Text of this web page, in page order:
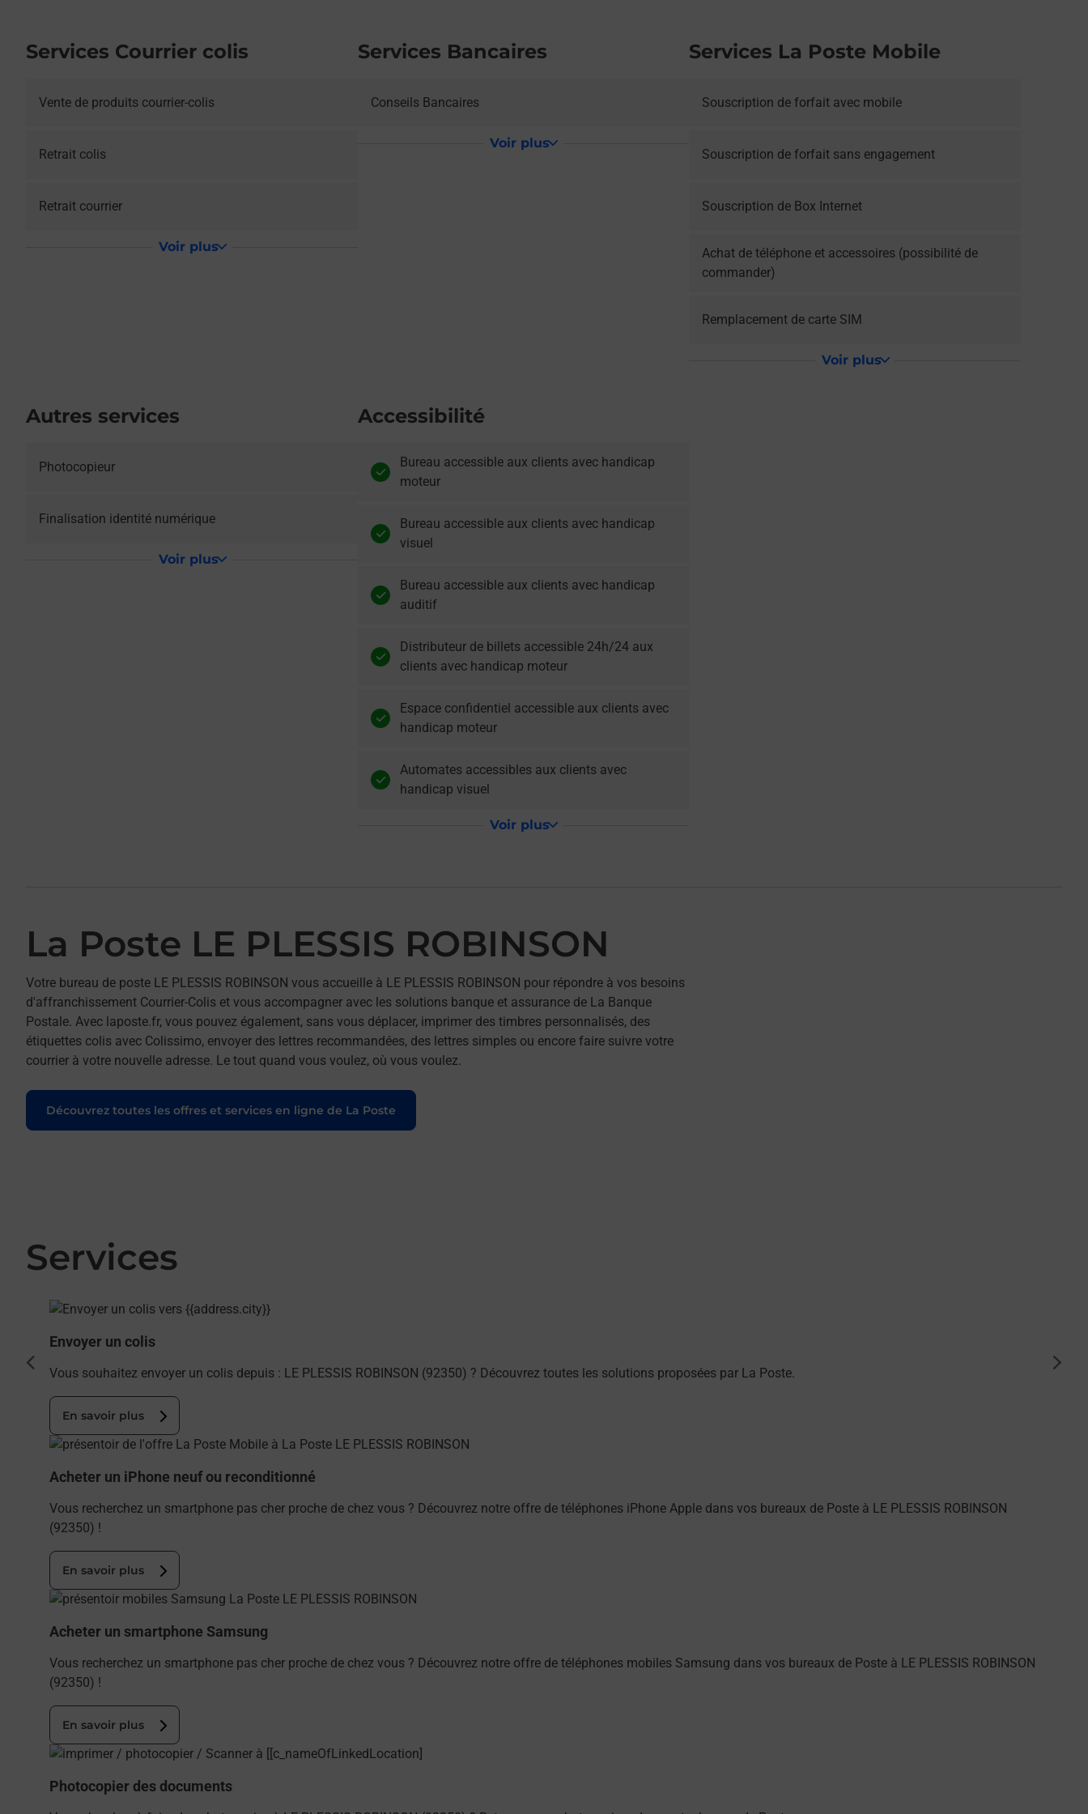
Services Courrier colis
Vente de produits courrier-colis
Retrait colis
Retrait courrier
Voir plus
Services Bancaires
Conseils Bancaires
Voir plus
Services La Poste Mobile
Souscription de forfait avec mobile
Souscription de forfait sans engagement
Souscription de Box Internet
Achat de téléphone et accessoires (possibilité de
commander)
Remplacement de carte SIM
Voir plus
Autres services
Photocopieur
Finalisation identité numérique
Voir plus
Accessibilité
Bureau accessible aux clients avec handicap
moteur
Bureau accessible aux clients avec handicap
visuel
Bureau accessible aux clients avec handicap
auditif
Distributeur de billets accessible 24h/24 aux
clients avec handicap moteur
Espace confidentiel accessible aux clients avec
handicap moteur
Automates accessibles aux clients avec
handicap visuel
Voir plus
La Poste LE PLESSIS ROBINSON
Votre bureau de poste LE PLESSIS ROBINSON vous accueille à LE PLESSIS ROBINSON pour répondre à vos besoins
d'affranchissement Courrier-Colis et vous accompagner avec les solutions banque et assurance de La Banque
Postale. Avec laposte.fr, vous pouvez également, sans vous déplacer, imprimer des timbres personnalisés, des
étiquettes colis avec Colissimo, envoyer des lettres recommandées, des lettres simples ou encore faire suivre votre
courrier à votre nouvelle adresse. Le tout quand vous voulez, où vous voulez.
Découvrez toutes les offres et services en ligne de La Poste
Services
En savoir plus
Envoyer un colis
Vous souhaitez envoyer un colis depuis : LE PLESSIS ROBINSON (92350) ? Découvrez toutes les solutions proposées par La Poste.
En savoir plus
En savoir plus
Acheter un iPhone neuf ou reconditionné
Vous recherchez un smartphone pas cher proche de chez vous ? Découvrez notre offre de téléphones iPhone Apple dans vos bureaux de Poste à LE PLESSIS ROBINSON
(92350) !
En savoir plus
En savoir plus
Acheter un smartphone Samsung
Vous recherchez un smartphone pas cher proche de chez vous ? Découvrez notre offre de téléphones mobiles Samsung dans vos bureaux de Poste à LE PLESSIS ROBINSON
(92350) !
En savoir plus
En savoir plus
Photocopier des documents